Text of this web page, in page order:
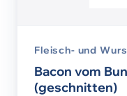
Fleisch- und
Bacon vom
(geschnitten)